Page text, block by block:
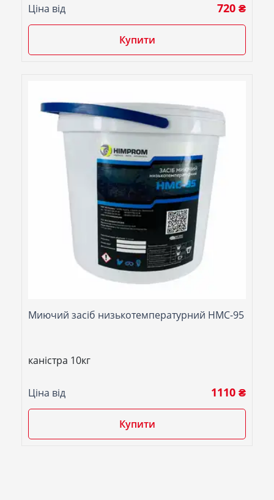
Ціна від 720 ₴
Купити
Миючий засіб низькотемпературний НМС-95
каністра 10кг
Ціна від 1110 ₴
Купити